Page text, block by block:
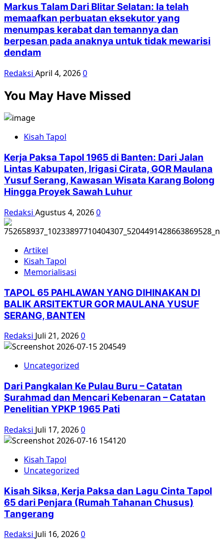
Markus Talam Dari Blitar Selatan: Ia telah
memaafkan perbuatan eksekutor yang
menumpas kerabat dan temannya dan
berpesan pada anaknya untuk tidak mewarisi
dendam
Redaksi April 4, 20260
You May Have Missed
Kisah Tapol
Kerja Paksa Tapol 1965 di Banten: Dari Jalan
Lintas Kabupaten, Irigasi Cirata, GOR Maulana
Yusuf Serang, Kawasan Wisata Karang Bolong
Hingga Proyek Sawah Luhur
Redaksi Agustus 4, 20260
Artikel
Kisah Tapol
Memorialisasi
TAPOL 65 PAHLAWAN YANG DIHINAKAN DI
BALIK ARSITEKTUR GOR MAULANA YUSUF
SERANG, BANTEN
Redaksi Juli 21, 20260
Uncategorized
Dari Pangkalan Ke Pulau Buru – Catatan
Surahmad dan Mencari Kebenaran – Catatan
Penelitian YPKP 1965 Pati
Redaksi Juli 17, 20260
Kisah Tapol
Uncategorized
Kisah Siksa, Kerja Paksa dan Lagu Cinta Tapol
65 dari Penjara (Rumah Tahanan Chusus)
Tangerang
Redaksi Juli 16, 20260